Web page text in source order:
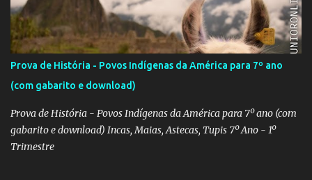
Prova de História - Povos Indígenas da América para 7º ano
(com gabarito e download)
Prova de História - Povos Indígenas da América para 7º ano (com
gabarito e download) Incas, Maias, Astecas, Tupis 7º Ano - 1º
Trimestre